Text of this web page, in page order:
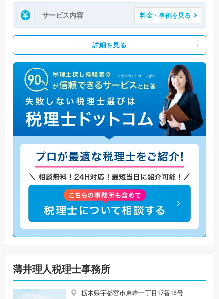
サービス内容 料金・事例を見る
詳細を見る
薄井理人税理士事務所
栃木県宇都宮市東峰一丁目17番16号